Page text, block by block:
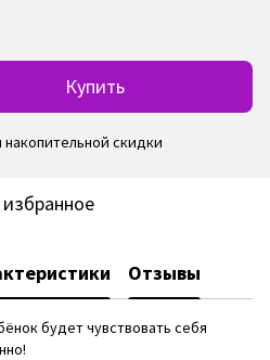
Купить
скидки
Отзывы
будет чувствовать себя